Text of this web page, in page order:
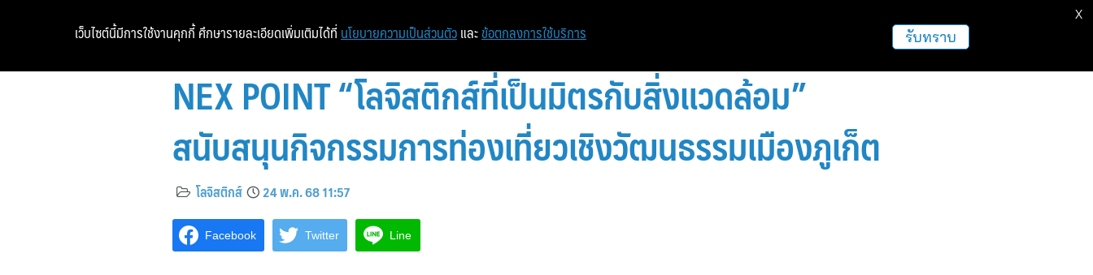
NEX POINT “โลจิสติกส์ที่เป็นมิตรกับสิ่งแวดล้อม”
สนับสนุนกิจกรรมการท่องเที่ยวเชิงวัฒนธรรมเมืองภูเก็ต
โลจิสติกส์ 24 พ.ค. 68 11:57
Facebook Twitter Line
เว็บไซต์นี้มีการใช้งานคุกกี้ ศึกษารายละเอียดเพิ่มเติมได้ที่ นโยบายความเป็นส่วนตัว และ ข้อตกลงการใช้บริการ รับทราบ
X